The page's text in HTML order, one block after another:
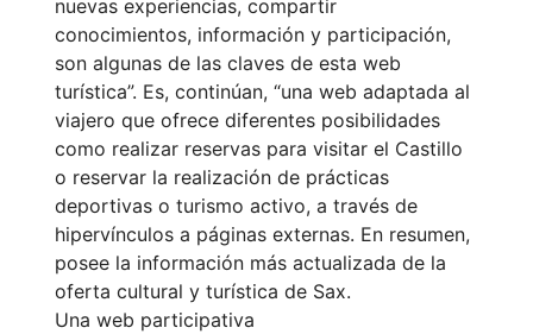
nuevas experiencias, compartir
conocimientos, información y participación,
son algunas de las claves de esta web
turística”. Es, continúan, “una web adaptada al
viajero que ofrece diferentes posibilidades
como realizar reservas para visitar el Castillo
o reservar la realización de prácticas
deportivas o turismo activo, a través de
hipervínculos a páginas externas. En resumen,
posee la información más actualizada de la
oferta cultural y turística de Sax.
Una web participativa